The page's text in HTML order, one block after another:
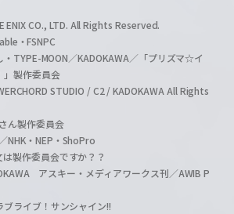
ENIX CO., LTD. All Rights Reserved.
・FSNPC
TYPE-MOON／KADOKAWA／「プリズマ☆イ
」製作委員会
STUDIO / C2 / KADOKAWA All Rights
ん製作委員会
NHK・NEP・ShoPro
製作委員会ですか？？
アスキー・メディアワークス刊／AWIB P
ライブ！サンシャイン!!